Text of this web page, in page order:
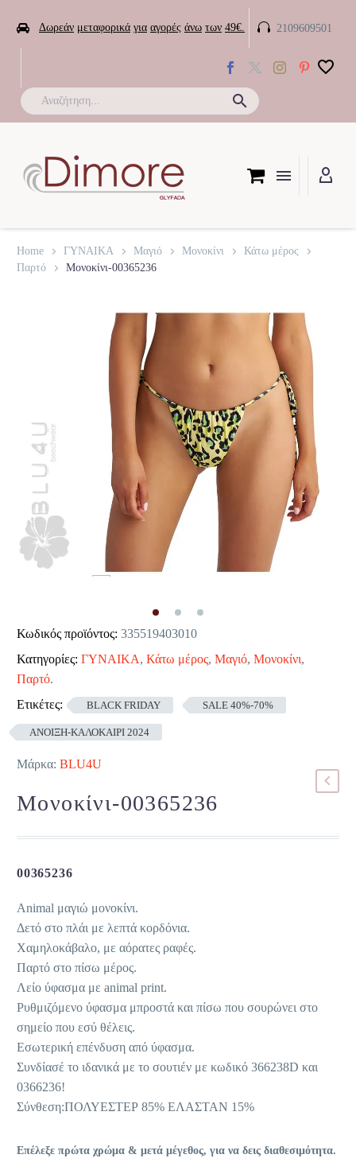
 Δωρεάν μεταφορικά για αγορές άνω των 49€. 
 2109609501
Home ΓΥΝΑΙΚΑ Μαγιό Μονοκίνι
Κάτω μέρος
Παρτό
Μονοκίνι-00365236
Κωδικός προϊόντος: 335519403010
Κατηγορίες: ΓΥΝΑΙΚΑ, Κάτω μέρος, Μαγιό, Μονοκίνι,
Παρτό.
Ετικέτες:
BLACK FRIDAY SALE 40%-70%
ΑΝΟΙΞΗ-ΚΑΛΟΚΑΙΡΙ 2024
Μάρκα: BLU4U
Μονοκίνι-00365236
00365236
Animal μαγιώ μονοκίνι.
Δετό στο πλάι με λεπτά κορδόνια.
Χαμηλοκάβαλο, με αόρατες ραφές.
Παρτό στο πίσω μέρος.
Λείο ύφασμα με animal print.
Ρυθμιζόμενο ύφασμα μπροστά και πίσω που σουρώνει στο
σημείο που εσύ θέλεις.
Εσωτερική επένδυση από ύφασμα.
Συνδίασέ το ιδανικά με το σουτιέν με κωδικό 366238D και
0366236!
Σύνθεση:ΠΟΛΥΕΣΤΕΡ 85% ΕΛΑΣΤΑΝ 15%
Επέλεξε πρώτα χρώμα & μετά μέγεθος, για να δεις διαθεσιμότητα.